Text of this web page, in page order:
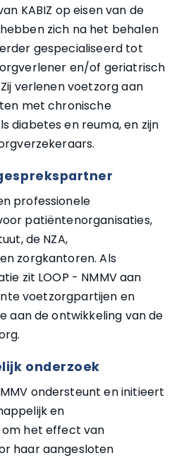
KABIZ op eisen van de
zich na het behalen
gespecialiseerd tot
en/of geriatrisch
verlenen voetzorg aan
met chronische
diabetes en reuma, en zijn
professionele
patiëntenorganisaties,
de NZA,
zorgkantoren. Als
zit LOOP - NMMV aan
voetzorgpartijen en
aan de ontwikkeling van de
onderzoek
ondersteunt en initieert
en
het effect van
haar aangesloten